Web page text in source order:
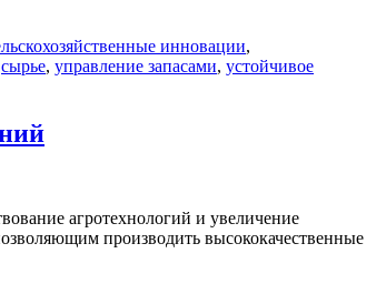
инновации,
сырье, управление запасами, устойчивое
агротехнологий и увеличение
производить высококачественные